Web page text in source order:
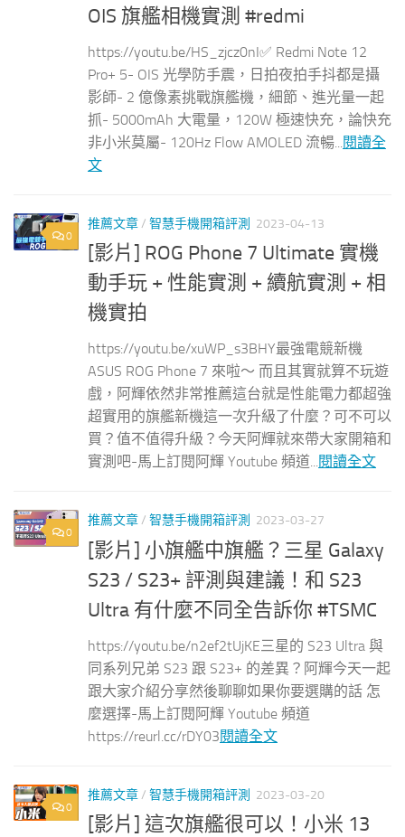
OIS 旗艦相機實測 #redmi
https://youtu.be/HS_zjcz0nI✅ Redmi Note 12
Pro+ 5- OIS 光學防手震，日拍夜拍手抖都是攝
影師- 2 億像素挑戰旗艦機，細節、進光量一起
抓- 5000mAh 大電量，120W 極速快充，論快充
非小米莫屬- 120Hz Flow AMOLED 流暢...閱讀全
文
0
推薦文章/ 智慧手機開箱評測 2023-04-13
[影片] ROG Phone 7 Ultimate 實機
動手玩 + 性能實測 + 續航實測 + 相
機實拍
https://youtu.be/xuWP_s3BHY最強電競新機
ASUS ROG Phone 7 來啦～ 而且其實就算不玩遊
戲，阿輝依然非常推薦這台就是性能電力都超強
超實用的旗艦新機這一次升級了什麼？可不可以
買？值不值得升級？今天阿輝就來帶大家開箱和
實測吧-馬上訂閱阿輝 Youtube 頻道...閱讀全文
0
推薦文章/ 智慧手機開箱評測 2023-03-27
[影片] 小旗艦中旗艦？三星 Galaxy
S23 / S23+ 評測與建議！和 S23
Ultra 有什麼不同全告訴你 #TSMC
https://youtu.be/n2ef2tUjKE三星的 S23 Ultra 與
同系列兄弟 S23 跟 S23+ 的差異？阿輝今天一起
跟大家介紹分享然後聊聊如果你要選購的話 怎
麼選擇-馬上訂閱阿輝 Youtube 頻道
https://reurl.cc/rDY03閱讀全文
0
推薦文章/ 智慧手機開箱評測 2023-03-20
[影片] 這次旗艦很可以！小米 13